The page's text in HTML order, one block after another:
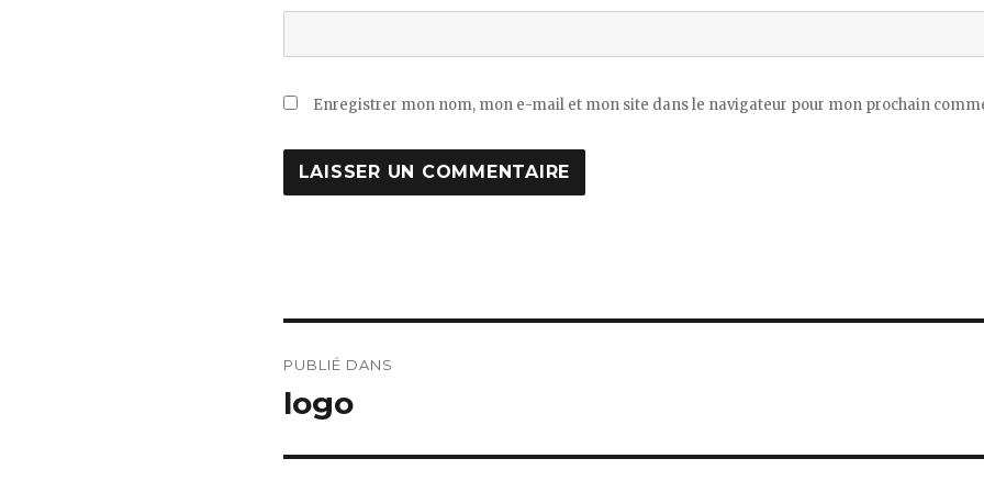
Enregistrer mon nom, mon e-mail et mon site dans le navigateur pour mon prochain
de
PUBLIÉ DANS
logo